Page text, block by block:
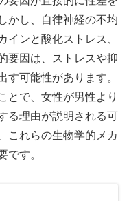
かし、自律神経の不均
インと酸化ストレス、
要因は、ストレスや抑
す可能性があります。
とで、女性が男性より
る理由が説明される可
これらの生物学的メカ
です。